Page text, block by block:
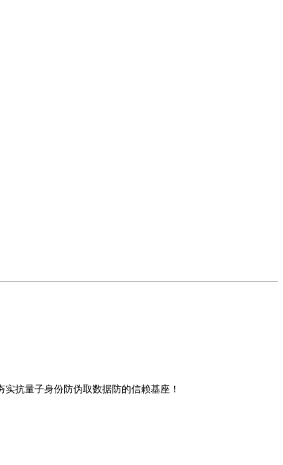
抗量子身份防伪取数据防的信赖基座！